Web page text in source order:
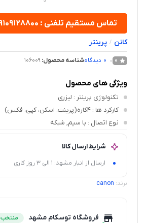
تماس مستقیم تلفنی : ۰۹۱۰۹۱۲۸۸۰۰
کانن / پرینتر
0
0 دیدگاهشناسه محصول: 106009
ویژگی های محصول
تکنولوژی پرینتر : لیزری
کارکرد ها : 4کاره(پرینت، اسکن، کپی، فکس)
نوع اتصال : با سیم, شبکه
شرایط ارسال کالا
ارسال از انبار مشهد: 1 الی 3 روز کاری
برند: canon
فروشگاه توسکام مشهد
منتخب